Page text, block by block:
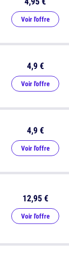
4,9 €
Voir l'offre
12,95 €
Voir l'offre
Voir l'offre
4,9 €
Voir l'offre